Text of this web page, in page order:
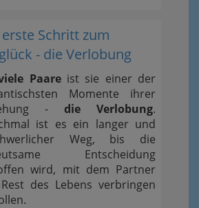
Schritt zum
- die Verlobung
Paareist sie einer der
Momente ihrer
- die Verlobung.
ist es ein langer und
Weg, bis die
Entscheidung
wird, mit dem Partner
des Lebens verbringen